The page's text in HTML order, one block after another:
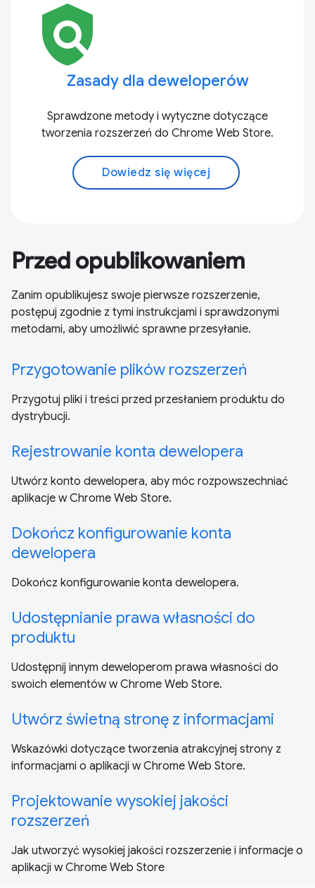
policy
Zasady dla deweloperów
Sprawdzone metody i wytyczne dotyczące
tworzenia rozszerzeń do Chrome Web Store.
Dowiedz się więcej
Przed opublikowaniem
Zanim opublikujesz swoje pierwsze rozszerzenie,
postępuj zgodnie z tymi instrukcjami i sprawdzonymi
metodami, aby umożliwić sprawne przesyłanie.
Przygotowanie plików rozszerzeń
Przygotuj pliki i treści przed przesłaniem produktu do
dystrybucji.
Rejestrowanie konta dewelopera
Utwórz konto dewelopera, aby móc rozpowszechniać
aplikacje w Chrome Web Store.
Dokończ konfigurowanie konta
dewelopera
Dokończ konfigurowanie konta dewelopera.
Udostępnianie prawa własności do
produktu
Udostępnij innym deweloperom prawa własności do
swoich elementów w Chrome Web Store.
Utwórz świetną stronę z informacjami
Wskazówki dotyczące tworzenia atrakcyjnej strony z
informacjami o aplikacji w Chrome Web Store.
Projektowanie wysokiej jakości
rozszerzeń
Jak utworzyć wysokiej jakości rozszerzenie i informacje o
aplikacji w Chrome Web Store